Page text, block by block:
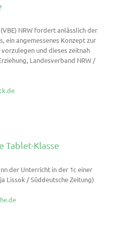
NRW fordert anlässlich der
ein angemessenes Konzept zur
und dieses zeitnah
Landesverband NRW /
Tablet-Klasse
der Unterricht in der 1c einer
Lissok / Süddeutsche Zeitung)